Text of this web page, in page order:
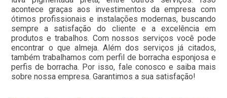
acontece graças aos investimentos da empresa com
ótimos profissionais e instalações modernas, buscando
sempre a satisfação do cliente e a excelência em
produtos e trabalhos. Com nossos serviços você pode
encontrar o que almeja. Além dos serviços já citados,
também trabalhamos com perfil de borracha esponjosa e
perfis de borracha. Por isso, fale conosco e saiba mais
sobre nossa empresa. Garantimos a sua satisfação!